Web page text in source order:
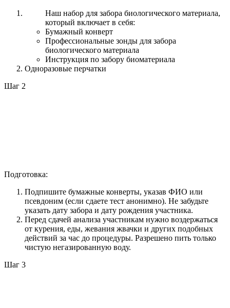
Наш набор для забора биологического материала,
который включает в себя:
Бумажный конверт
Профессиональные зонды для забора
биологического материала
Инструкция по забору биоматериала
Одноразовые перчатки
Шаг 2
Подготовка:
Подпишите бумажные конверты, указав ФИО или
псевдоним (если сдаете тест анонимно). Не забудьте
указать дату забора и дату рождения участника.
Перед сдачей анализа участникам нужно воздержаться
от курения, еды, жевания жвачки и других подобных
действий за час до процедуры. Разрешено пить только
чистую негазированную воду.
Шаг 3